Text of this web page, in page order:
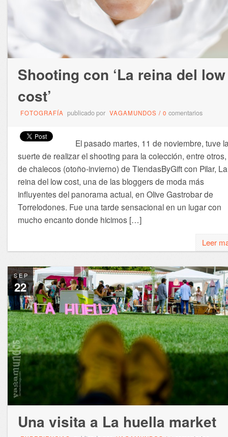
Shooting con ‘La reina del low
cost’
FOTOGRAFÍA publicado por VAGAMUNDOS / 0 comentarios
El pasado martes, 11 de noviembre, tuve
suerte de realizar el shooting para la colección, entre otros,
de chalecos (otoño-invierno) de TiendasByGift con Pilar, La
reina del low cost, una de las bloggers de moda más
influyentes del panorama actual, en Olive Gastrobar de
Torrelodones. Fue una tarde sensacional en un lugar con
mucho encanto donde hicimos […]
Leer
SEP
22
Una visita a La huella market